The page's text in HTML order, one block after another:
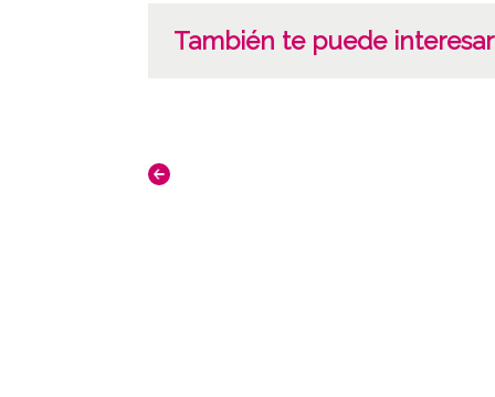
También te puede interesar